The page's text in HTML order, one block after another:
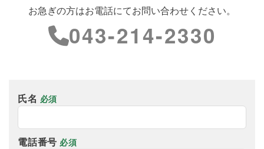
お急ぎの方はお電話にてお問い合わせください。
043-214-2330
氏名 必須
電話番号 必須